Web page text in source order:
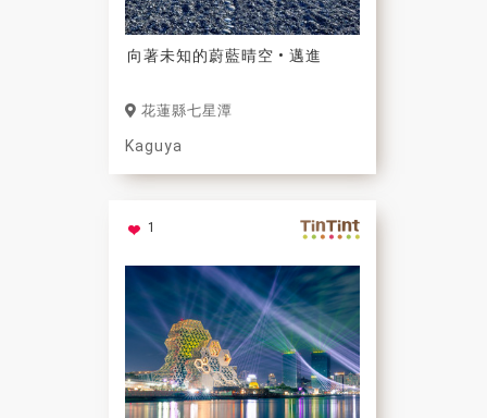
向著未知的蔚藍晴空 • 邁進
花蓮縣七星潭
Kaguya
1